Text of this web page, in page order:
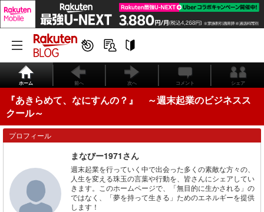
ホーム 前へ 次へ コメント シェア
『あきらめて、なにすんの？』 ～週末起業のビジネスス
クール～
プロフィール
まなびー1971さん
週末起業を行っていく中で出会った多くの素敵な方々の、
人生を変える珠玉の言葉や行動を、皆さんにシェアしてい
きます。このホームページで、「無目的に生かされる」の
ではなく、「夢を持って生きる」ためのエネルギーを提供
します！